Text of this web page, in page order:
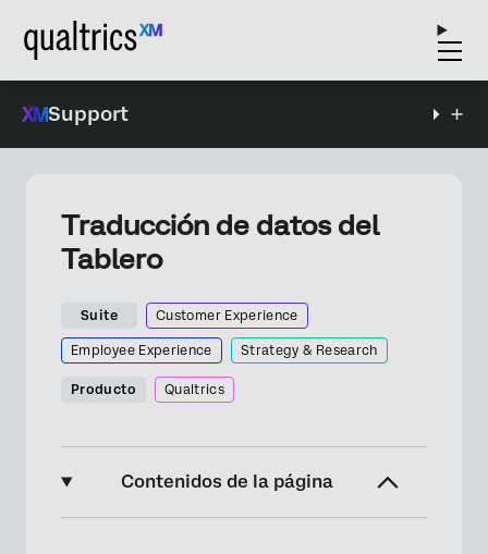
Support
Traducción de datos del
Tablero
Suite Customer Experience
Employee Experience Strategy & Research
Producto Qualtrics
Contenidos de la página